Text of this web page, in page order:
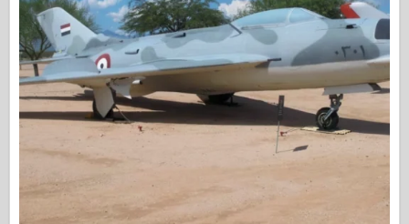
Osprey Förlag
Skvadronsignal
Tankpower
Lastbilar & Tankar
Waffen-Arsenal
Wydawnictwo Militaria
Maquettes (maquettes)
Academy